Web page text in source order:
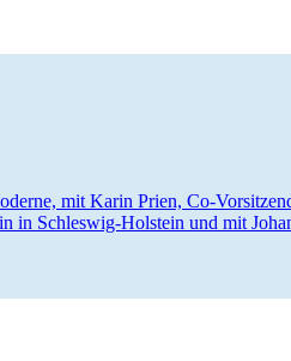
mit Karin Prien, Co-
Schleswig-Holstein und mit